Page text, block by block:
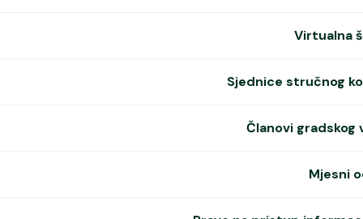
Virtualna
Sjednice stručnog
Članovi gradskog
Mjesni